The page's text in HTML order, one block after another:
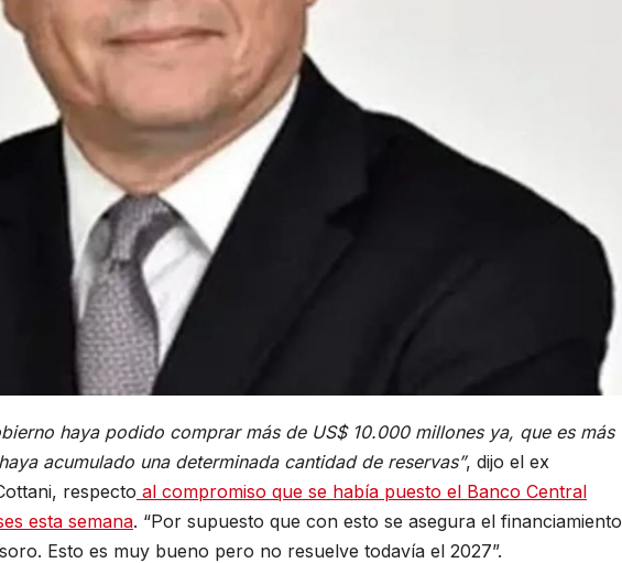
haya podido comprar más de US$ 10.000 millones ya, que es más
acumulado una determinada cantidad de reservas”, dijo el ex
respecto al compromiso que se había puesto el Banco Central
esta semana. “Por supuesto que con esto se asegura el financiamiento
Esto es muy bueno pero no resuelve todavía el 2027”.